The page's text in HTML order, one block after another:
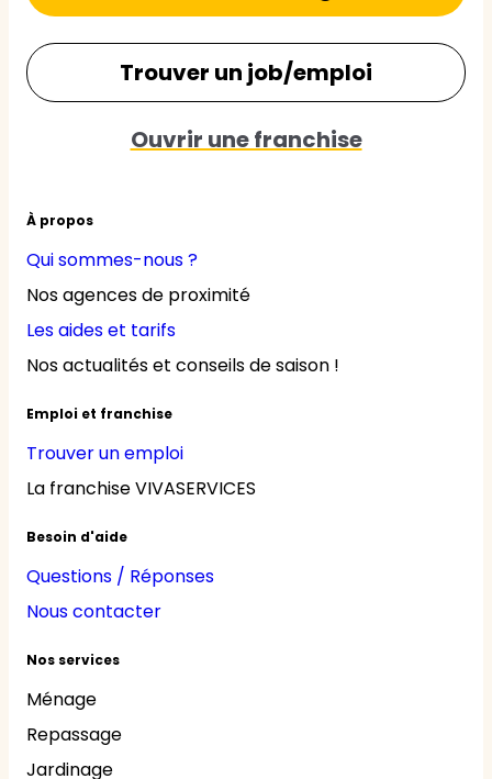
À propos
Qui sommes-nous ?
Nos agences de proximité
Les aides et tarifs
Nos actualités et conseils de saison !
Emploi et franchise
Trouver un emploi
La franchise VIVASERVICES
Besoin d'aide
Questions / Réponses
Nous contacter
Nos services
Ménage
Repassage
Jardinage
Trouver un job/emploi
Ouvrir une franchise